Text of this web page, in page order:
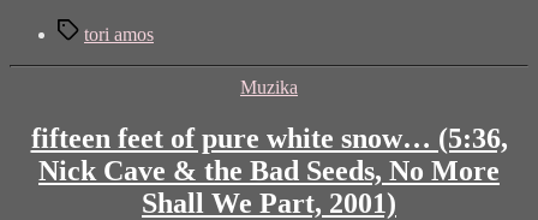
"Smells
teen
Tagstori amos
Categories
Muzika
fifteen feet of pure white snow… (5:36,
Nick Cave & the Bad Seeds, No More
Shall We Part, 2001)